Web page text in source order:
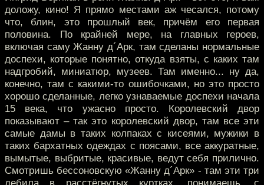
доложу, кино! Я прямо местами аж чесался, потому
что, блин, это прошлый век, причём его первая
половина. По крайней мере, на главных героев,
включая саму Жанну д´Арк, там сделаны нормальные
доспехи, которые понятно, откуда взяты, с каких там
надгробий, миниатюр, музеев. Там именно... ну да,
конечно, там с какими-то ошибочками, но это просто
хорошо сделанные, легко узнаваемые доспехи начала
15 века, что ужасно просто. Королевский двор
показывают – так это королевский двор, там все эти
самые дамы в таких колпаках с кисеями, мужики в
таких бархатных одеждах с поясами, все аккуратные,
вымытые, выбритые, красивые, ведут себя прилично.
Смотришь бессоновскую «Жанну д´Арк» - там эти три